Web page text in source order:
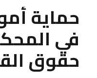
حماية
في
حقوق